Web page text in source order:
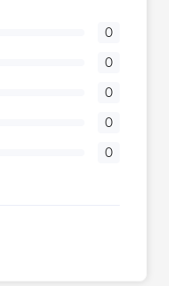
0
0
0
0
0